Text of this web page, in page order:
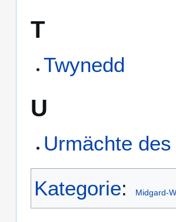
T
Twynedd
U
Urmächte
Kategorie: Midgard-